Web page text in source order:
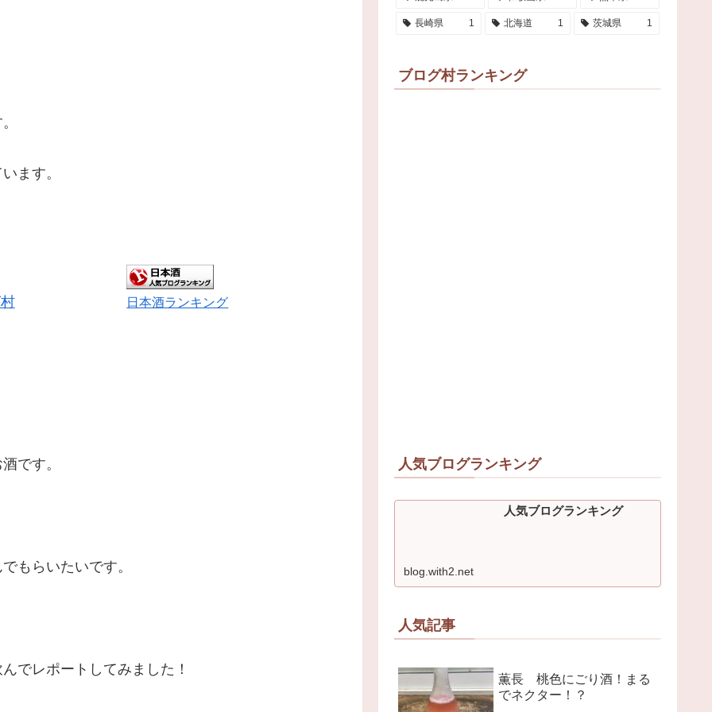
ます。
日本酒ランキング
です。
もらいたいです。
でレポートしてみました！
長崎県 1 北海道 1 茨城県 1
ブログ村ランキング
人気ブログランキング
人気ブログランキング
blog.with2.net
人気記事
薫長 桃色にごり酒！まる
でネクター！？